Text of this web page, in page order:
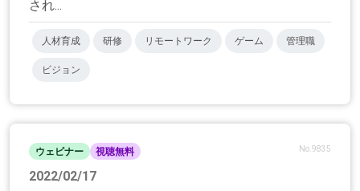
され...
人材育成 研修 リモートワーク ゲーム 管理職
ビジョン
ウェビナー 視聴無料 No.9835
2022/02/17